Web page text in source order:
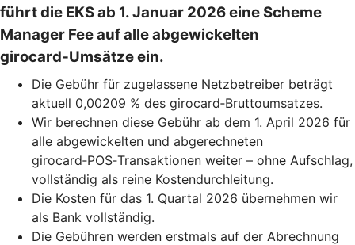
führt die EKS ab 1. Januar 2026 eine Scheme
Manager Fee auf alle abgewickelten
girocard‑Umsätze ein.
Die Gebühr für zugelassene Netzbetreiber beträgt
aktuell 0,00209 % des girocard‑Bruttoumsatzes.
Wir berechnen diese Gebühr ab dem 1. April 2026 für
alle abgewickelten und abgerechneten
girocard‑POS‑Transaktionen weiter – ohne Aufschlag,
vollständig als reine Kostendurchleitung.
Die Kosten für das 1. Quartal 2026 übernehmen wir
als Bank vollständig.
Die Gebühren werden erstmals auf der Abrechnung